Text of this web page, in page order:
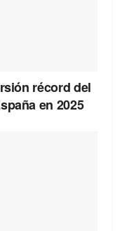
récord del
en 2025